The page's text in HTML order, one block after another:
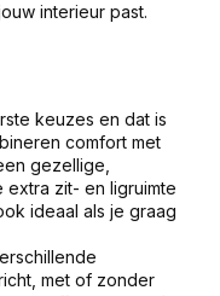
interieur past.
keuzes en dat is
comfort met
gezellige,
extra zit- en ligruimte
ideaal als je graag
met of zonder